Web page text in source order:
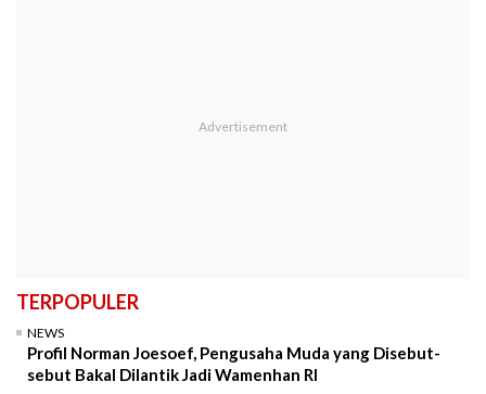
TERPOPULER
NEWS
Profil Norman Joesoef, Pengusaha Muda yang Disebut-
sebut Bakal Dilantik Jadi Wamenhan RI